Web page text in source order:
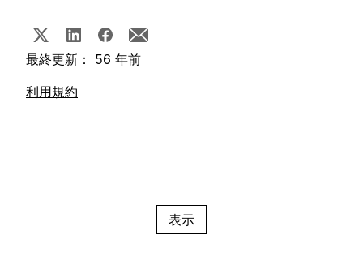
最終更新： 56 年前
利用規約
表示